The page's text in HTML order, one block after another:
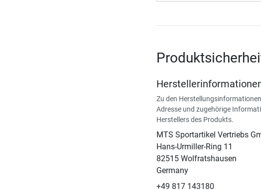
Zu den
Adresse und zugehörige
Herstellers des Produkts.
MTS Sportartikel Vertriebs
Hans-Urmiller-Ring 11
82515 Wolfratshausen
Germany
+49 817 143180